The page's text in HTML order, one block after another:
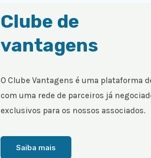
Clube de
vantagens
O Clube Vantagens é uma plataforma
com uma rede de parceiros já
exclusivos para os nossos associados.
Saiba mais